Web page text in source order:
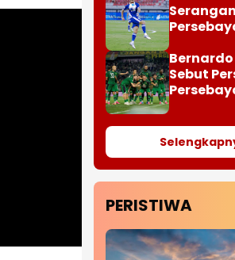
Sebut
PERISTIWA